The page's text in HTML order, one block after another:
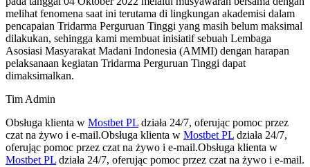
melihat fenomena saat ini terutama di lingkungan akademisi dalam
pencapaian Tridarma Perguruan Tinggi yang masih belum maksimal
dilakukan, sehingga kami membuat inisiatif sebuah Lembaga
Asosiasi Masyarakat Madani Indonesia (AMMI) dengan harapan
pelaksanaan kegiatan Tridarma Perguruan Tinggi dapat
dimaksimalkan.
Tim Admin
Obsługa klienta w Mostbet PL działa 24/7, oferując pomoc przez
czat na żywo i e-mail.Obsługa klienta w Mostbet PL działa 24/7,
oferując pomoc przez czat na żywo i e-mail.Obsługa klienta w
Mostbet PL działa 24/7, oferując pomoc przez czat na żywo i e-mail.